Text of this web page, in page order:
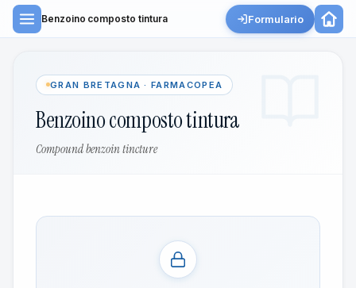
Benzoino composto tintura Formulario
GRAN BRETAGNA · FARMACOPEA
Benzoino composto tintura
Compound benzoin tincture